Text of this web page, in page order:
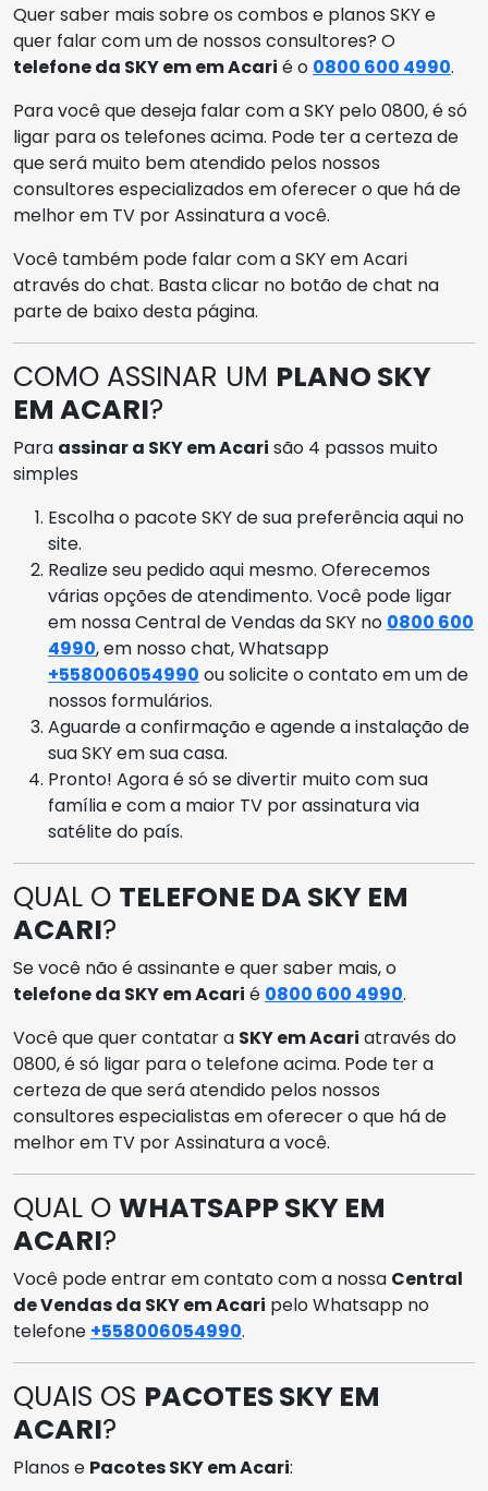
Quer saber mais sobre os combos e planos SKY e
quer falar com um de nossos consultores? O
telefone da SKY em em Acari é o 0800 600 4990.
Para você que deseja falar com a SKY pelo 0800, é só
ligar para os telefones acima. Pode ter a certeza de
que será muito bem atendido pelos nossos
consultores especializados em oferecer o que há de
melhor em TV por Assinatura a você.
Você também pode falar com a SKY em Acari
através do chat. Basta clicar no botão de chat na
parte de baixo desta página.
COMO ASSINAR UM PLANO SKY
EM ACARI?
Para assinar a SKY em Acari são 4 passos muito
simples
Escolha o pacote SKY de sua preferência aqui no
site.
Realize seu pedido aqui mesmo. Oferecemos
várias opções de atendimento. Você pode ligar
em nossa Central de Vendas da SKY no 0800 600
4990, em nosso chat, Whatsapp
+558006054990 ou solicite o contato em um de
nossos formulários.
Aguarde a confirmação e agende a instalação de
sua SKY em sua casa.
Pronto! Agora é só se divertir muito com sua
família e com a maior TV por assinatura via
satélite do país.
QUAL O TELEFONE DA SKY EM
ACARI?
Se você não é assinante e quer saber mais, o
telefone da SKY em Acari é 0800 600 4990.
Você que quer contatar a SKY em Acari através do
0800, é só ligar para o telefone acima. Pode ter a
certeza de que será atendido pelos nossos
consultores especialistas em oferecer o que há de
melhor em TV por Assinatura a você.
QUAL O WHATSAPP SKY EM
ACARI?
Você pode entrar em contato com a nossa Central
de Vendas da SKY em Acari pelo Whatsapp no
telefone +558006054990.
QUAIS OS PACOTES SKY EM
ACARI?
Planos e Pacotes SKY em Acari: